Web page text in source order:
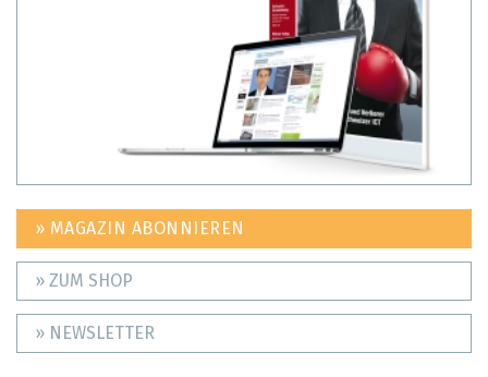
» MAGAZIN ABONNIEREN
» ZUM SHOP
» NEWSLETTER